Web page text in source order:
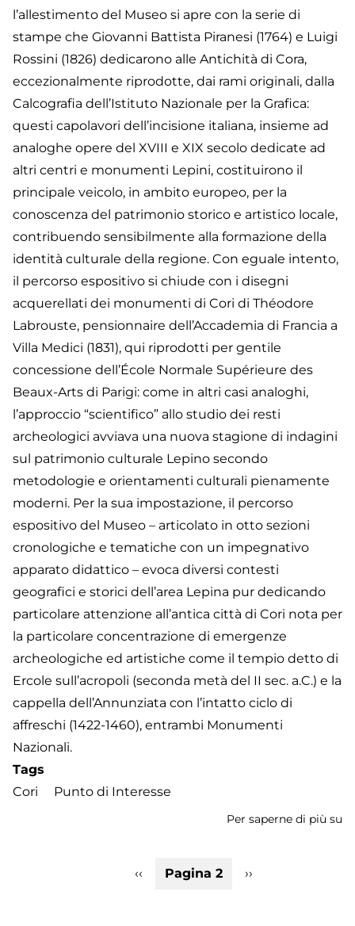
l’allestimento del Museo si apre con la serie di
stampe che Giovanni Battista Piranesi (1764) e Luigi
Rossini (1826) dedicarono alle Antichità di Cora,
eccezionalmente riprodotte, dai rami originali, dalla
Calcografia dell’Istituto Nazionale per la Grafica:
questi capolavori dell’incisione italiana, insieme ad
analoghe opere del XVIII e XIX secolo dedicate ad
altri centri e monumenti Lepini, costituirono il
principale veicolo, in ambito europeo, per la
conoscenza del patrimonio storico e artistico locale,
contribuendo sensibilmente alla formazione della
identità culturale della regione. Con eguale intento,
il percorso espositivo si chiude con i disegni
acquerellati dei monumenti di Cori di Théodore
Labrouste, pensionnaire dell’Accademia di Francia a
Villa Medici (1831), qui riprodotti per gentile
concessione dell’École Normale Supérieure des
Beaux-Arts di Parigi: come in altri casi analoghi,
l’approccio “scientifico” allo studio dei resti
archeologici avviava una nuova stagione di indagini
sul patrimonio culturale Lepino secondo
metodologie e orientamenti culturali pienamente
moderni. Per la sua impostazione, il percorso
espositivo del Museo – articolato in otto sezioni
cronologiche e tematiche con un impegnativo
apparato didattico – evoca diversi contesti
geografici e storici dell’area Lepina pur dedicando
particolare attenzione all’antica città di Cori nota per
la particolare concentrazione di emergenze
archeologiche ed artistiche come il tempio detto di
Ercole sull’acropoli (seconda metà del II sec. a.C.) e la
cappella dell’Annunziata con l’intatto ciclo di
affreschi (1422-1460), entrambi Monumenti
Nazionali.
Tags
Cori
Punto di Interesse
Per saperne di più su
Pagina
‹‹ Pagina 2
Pagina
››